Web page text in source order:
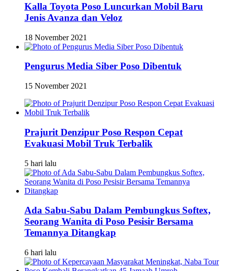
Kalla Toyota Poso Luncurkan Mobil Baru
Jenis Avanza dan Veloz
18 November 2021
Pengurus Media Siber Poso Dibentuk
15 November 2021
Prajurit Denzipur Poso Respon Cepat
Evakuasi Mobil Truk Terbalik
5 hari lalu
Ada Sabu-Sabu Dalam Pembungkus Softex,
Seorang Wanita di Poso Pesisir Bersama
Temannya Ditangkap
6 hari lalu